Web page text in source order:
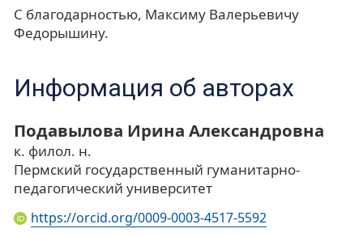
С благодарностью, Максиму Валерьевичу
Федорышину.
Информация об авторах
Подавылова Ирина Александровна
к. филол. н.
Пермский государственный гуманитарно-
педагогический университет
https://orcid.org/0009-0003-4517-5592